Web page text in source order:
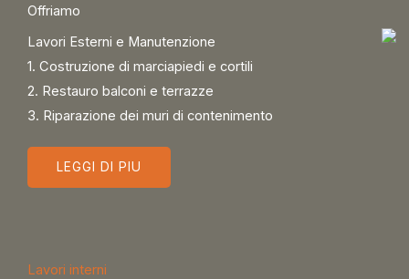
Offriamo
Lavori Esterni e Manutenzione
1. Costruzione di marciapiedi e cortili
2. Restauro balconi e terrazze
3. Riparazione dei muri di contenimento
LEGGI DI PIU
Lavori interni